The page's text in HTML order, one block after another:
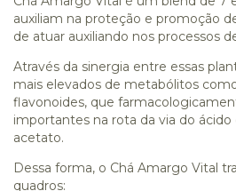
auxiliam na proteção e promoção
de atuar auxiliando nos processos
Através da sinergia entre essas
mais elevados de metabólitos
flavonoides, que
importantes na rota da via do
acetato.
Dessa forma, o Chá Amargo Vital
quadros: